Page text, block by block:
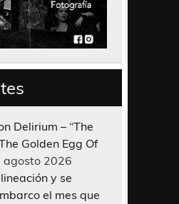
Delirium – “The
Golden Egg Of
agosto 2026
y se
el mes que